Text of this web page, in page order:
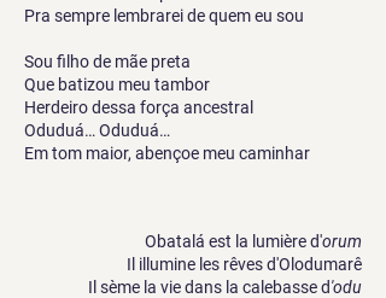
Pra sempre lembrarei de quem eu sou
Sou filho de mãe preta
Que batizou meu tambor
Herdeiro dessa força ancestral
Oduduá… Oduduá…
Em tom maior, abençoe meu caminhar
Obatalá est la lumière d'orum
Il illumine les rêves d'Olodumarê
Il sème la vie dans la calebasse d'odu